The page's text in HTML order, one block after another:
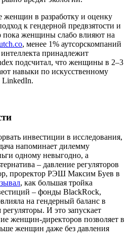
женщин в разработку и оценку
к гендерной предвзятости и
пока женщины слабо влияют на
, менее 1% аутсорскомпаний
принадлежит
подсчитал, что женщины в 2–3
навыки по искусственному
LinkedIn.
инвестиции в исследования,
напоминает дилемму
одному невыгодно, а
– давление регуляторов
проректор РЭШ Максим Буев в
, как большая тройка
– фонды BlackRock,
на гендерный баланс в
И это запускает
женщин-директоров позволяет в
женщин даже без давления